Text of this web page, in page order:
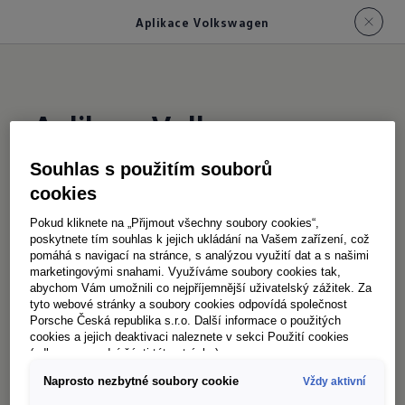
Aplikace Volkswagen
Aplikace Volkswagen
Stačí si stáhnout aplikaci Volkswagen do svého
chytrého telefonu a můžete se pohodlně
propojit se svým vozem Transporter. Získáte
přístup k digitálním službám VW Connect a VW
Connect Plus1, které vám usnadní každodenní
život. Po aktivaci v aplikaci máte přehled o stavu
vozidla i jeho aktuální poloze. Kromě toho
zamykání a odemykání dveří.
Souhlas s použitím souborů
cookies
Pokud kliknete na „Přijmout všechny soubory cookies“,
poskytnete tím souhlas k jejich ukládání na Vašem zařízení, což
pomáhá s navigací na stránce, s analýzou využití dat a s našimi
marketingovými snahami. Využíváme soubory cookies tak,
abychom Vám umožnili co nejpříjemnější uživatelský zážitek. Za
tyto webové stránky a soubory cookies odpovídá společnost
Porsche Česká republika s.r.o. Další informace o použitých
cookies a jejich deaktivaci naleznete v sekci Použití cookies
(odkaz ve spodní části této stránky).
Naprosto nezbytné soubory cookie Vždy aktivní